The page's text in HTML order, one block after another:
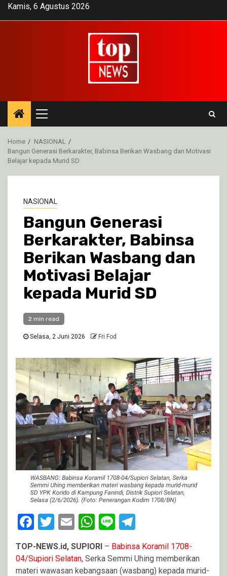
SkipKamis, 6 Agustus 2026
Primary
Menu
Home
NASIONAL
Bangun Generasi Berkarakter, Babinsa Berikan Wasbang dan Motivasi
Belajar kepada Murid SD
NASIONAL
Bangun Generasi
Berkarakter, Babinsa
Berikan Wasbang dan
Motivasi Belajar
kepada Murid SD
2 min read
Selasa, 2 Juni 2026 Fri Fod
Facebook
Twitter
EmailWhatsApp
Line
TOP-NEWS.id, SUPIORI – Babinsa Koramil 1708-
04/Supiori Selatan, Serka Semmi Uhing memberikan
materi wawasan kebangsaan (wasbang) kepada murid-